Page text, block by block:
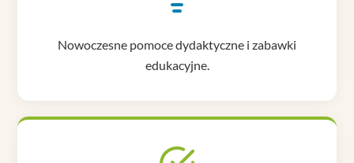
Nowoczesne pomoce dydaktyczne i zabawki
edukacyjne.